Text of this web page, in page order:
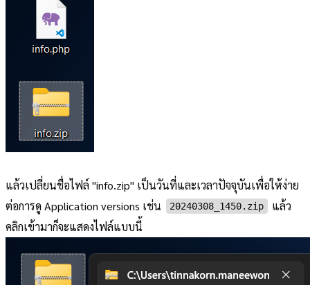
แล้วเปลี่ยนชื่อไฟล์ "info.zip" เป็นวันที่และเวลาปัจจุบันเพื่อให้ง่าย
ต่อการดู Application versions เช่น
20240308_1450.zip
แล้ว
คลิกเข้ามาก็จะแสดงไฟล์แบบนี้